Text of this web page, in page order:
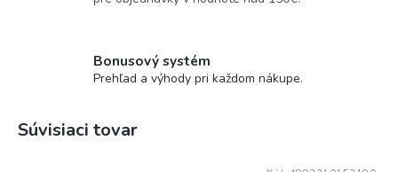
Bonusový systém
Prehľad a výhody pri každom nákupe.
Súvisiaci tovar